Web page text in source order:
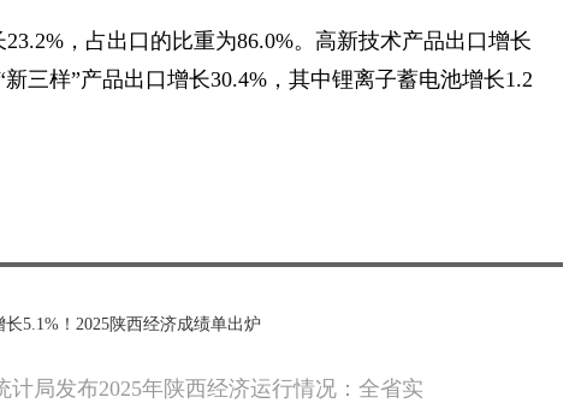
，占出口的比重为86.0%。高新技术产品出口增长
三样”产品出口增长30.4%，其中锂离子蓄电池增长1.2
5.1%！2025陕西经济成绩单出炉
计局发布2025年陕西经济运行情况：全省实